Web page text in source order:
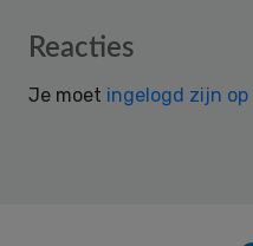
Reader
Reacties
Je moet ingelogd zijn op